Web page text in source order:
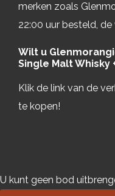
merken zoals
22:00 uur besteld,
Wilt u
Single Malt Whisky
Klik de link van de
te kopen!
U kunt geen bod